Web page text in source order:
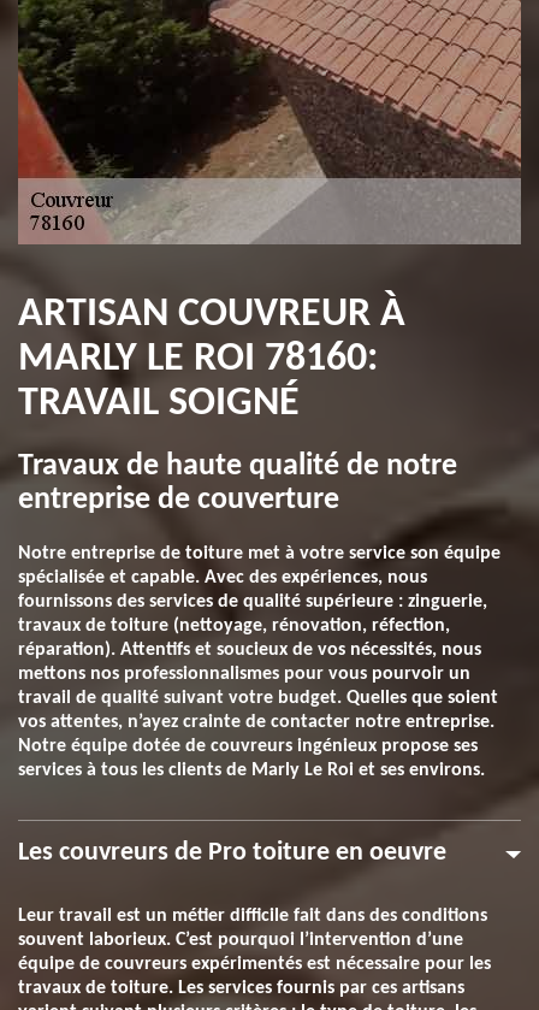
ARTISAN COUVREUR À
MARLY LE ROI 78160:
TRAVAIL SOIGNÉ
Travaux de haute qualité de notre
entreprise de couverture
Notre entreprise de toiture met à votre service son équipe
spécialisée et capable. Avec des expériences, nous
fournissons des services de qualité supérieure : zinguerie,
travaux de toiture (nettoyage, rénovation, réfection,
réparation). Attentifs et soucieux de vos nécessités, nous
mettons nos professionnalismes pour vous pourvoir un
travail de qualité suivant votre budget. Quelles que soient
vos attentes, n’ayez crainte de contacter notre entreprise.
Notre équipe dotée de couvreurs ingénieux propose ses
services à tous les clients de Marly Le Roi et ses environs.
Les couvreurs de Pro toiture en oeuvre
Leur travail est un métier difficile fait dans des conditions
souvent laborieux. C’est pourquoi l’intervention d’une
équipe de couvreurs expérimentés est nécessaire pour les
travaux de toiture. Les services fournis par ces artisans